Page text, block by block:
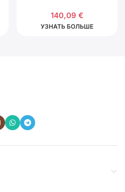
140,09 €
УЗНАТЬ БОЛЬШЕ